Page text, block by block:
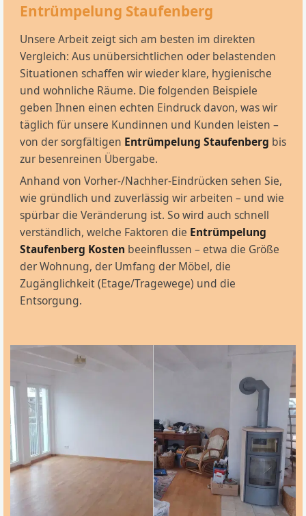
Entrümpelung Staufenberg
Unsere Arbeit zeigt sich am besten im direkten
Vergleich: Aus unübersichtlichen oder belastenden
Situationen schaffen wir wieder klare, hygienische
und wohnliche Räume. Die folgenden Beispiele
geben Ihnen einen echten Eindruck davon, was wir
täglich für unsere Kundinnen und Kunden leisten –
von der sorgfältigen Entrümpelung Staufenberg bis
zur besenreinen Übergabe.
Anhand von Vorher-/Nachher-Eindrücken sehen Sie,
wie gründlich und zuverlässig wir arbeiten – und wie
spürbar die Veränderung ist. So wird auch schnell
verständlich, welche Faktoren die Entrümpelung
Staufenberg Kosten beeinflussen – etwa die Größe
der Wohnung, der Umfang der Möbel, die
Zugänglichkeit (Etage/Tragewege) und die
Entsorgung.